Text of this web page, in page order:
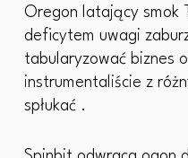
Oregon latający smok
deficytem uwagi
tabularyzować biznes
instrumentaliście z
spłukać .